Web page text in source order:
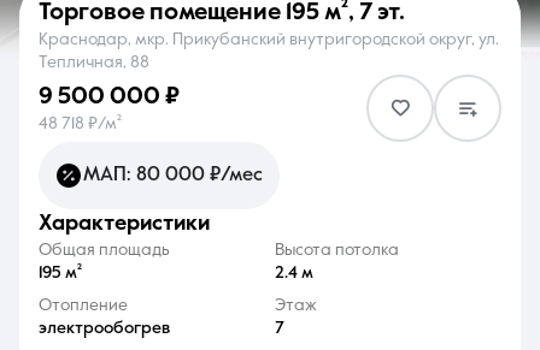
О компании Контакты
8 (861) 297-00-00
Ежедневно с 08:30 до 20:00
Торговое помещение 195 м², 7 эт.
Краснодар, мкр. Прикубанский внутригородской округ, ул.
Тепличная, 88
9 500 000 ₽
48 718 ₽/м²
МАП: 80 000 ₽/мес
характеристики
Общая площадь
195 м²
Высота потолка
2.4 м
Отопление
электрообогрев
Этаж
7